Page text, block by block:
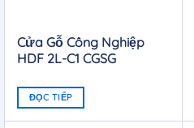
Cửa Gỗ Công Nghiệp
HDF 2L-C1 CGSG
ĐỌC TIẾP